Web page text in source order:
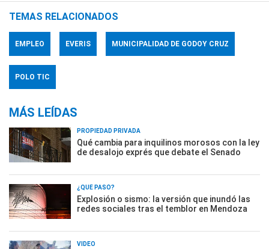
TEMAS RELACIONADOS
EMPLEO EVERIS MUNICIPALIDAD DE GODOY CRUZ
POLO TIC
MÁS LEÍDAS
PROPIEDAD PRIVADA
Qué cambia para inquilinos morosos con la ley
de desalojo exprés que debate el Senado
¿QUÉ PASÓ?
Explosión o sismo: la versión que inundó las
redes sociales tras el temblor en Mendoza
VIDEO